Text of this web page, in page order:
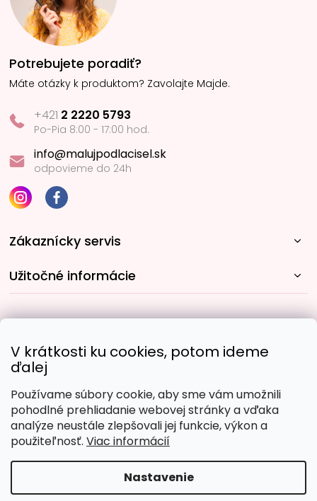
V krátkosti ku cookies, potom ideme
ďalej
Používame súbory cookie, aby sme vám umožnili
pohodlné prehliadanie webovej stránky a vďaka
analýze neustále zlepšovali jej funkcie, výkon a
použiteľnosť. Viac informácií
Nastavenie
Potrebujete poradiť?
Máte otázky k produktom? Zavolajte Majde.
+421 2 2220 5793
Po-Pia 8:00 - 17:00 hod.
info@malujpodlacisel.sk
odpovieme do 24h
Zákaznícky servis
Užitočné informácie
Obľúbené spôsoby platby:
Copyright 2026Malujpodlacisel.sk. Všetky práva